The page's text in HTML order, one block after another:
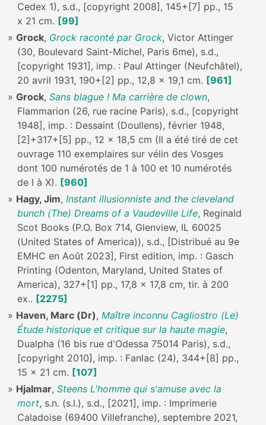
Cedex 1), s.d., [copyright 2008], 145+[7] pp., 15
x 21 cm. [99]
Grock, Grock raconté par Grock, Victor Attinger
(30, Boulevard Saint-Michel, Paris 6me), s.d.,
[copyright 1931], imp. : Paul Attinger (Neufchâtel),
20 avril 1931, 190+[2] pp., 12,8 x 19,1 cm. [961]
Grock, Sans blague ! Ma carrière de clown,
Flammarion (26, rue racine Paris), s.d., [copyright
1948], imp. : Dessaint (Doullens), février 1948,
[2]+317+[5] pp., 12 x 18,5 cm (Il a été tiré de cet
ouvrage 110 exemplaires sur vélin des Vosges
dont 100 numérotés de 1 à 100 et 10 numérotés
de I à X). [960]
Hagy, Jim, Instant illusionniste and the cleveland
bunch (The) Dreams of a Vaudeville Life, Reginald
Scot Books (P.O. Box 714, Glenview, IL 60025
(United States of America)), s.d., [Distribué au 9e
EMHC en Août 2023], First edition, imp. : Gasch
Printing (Odenton, Maryland, United States of
America), 327+[1] pp., 17,8 x 17,8 cm, tir. à 200
ex.. [2275]
Haven, Marc (Dr), Maître inconnu Cagliostro (Le)
Étude historique et critique sur la haute magie,
Dualpha (16 bis rue d'Odessa 75014 Paris), s.d.,
[copyright 2010], imp. : Fanlac (24), 344+[8] pp.,
15 x 21 cm. [107]
Hjalmar, Steens L'homme qui s'amuse avec la
mort, s.n. (s.l.), s.d., [2021], imp. : Imprimerie
Caladoise (69400 Villefranche), septembre 2021,